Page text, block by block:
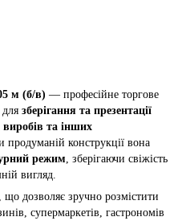
м (б/в) — професійне торгове
зберігання та презентації
та інших
продуманій конструкції вона
режим , зберігаючи свіжість
вигляд.
, що дозволяє зручно розмістити
супермаркетів, гастрономів